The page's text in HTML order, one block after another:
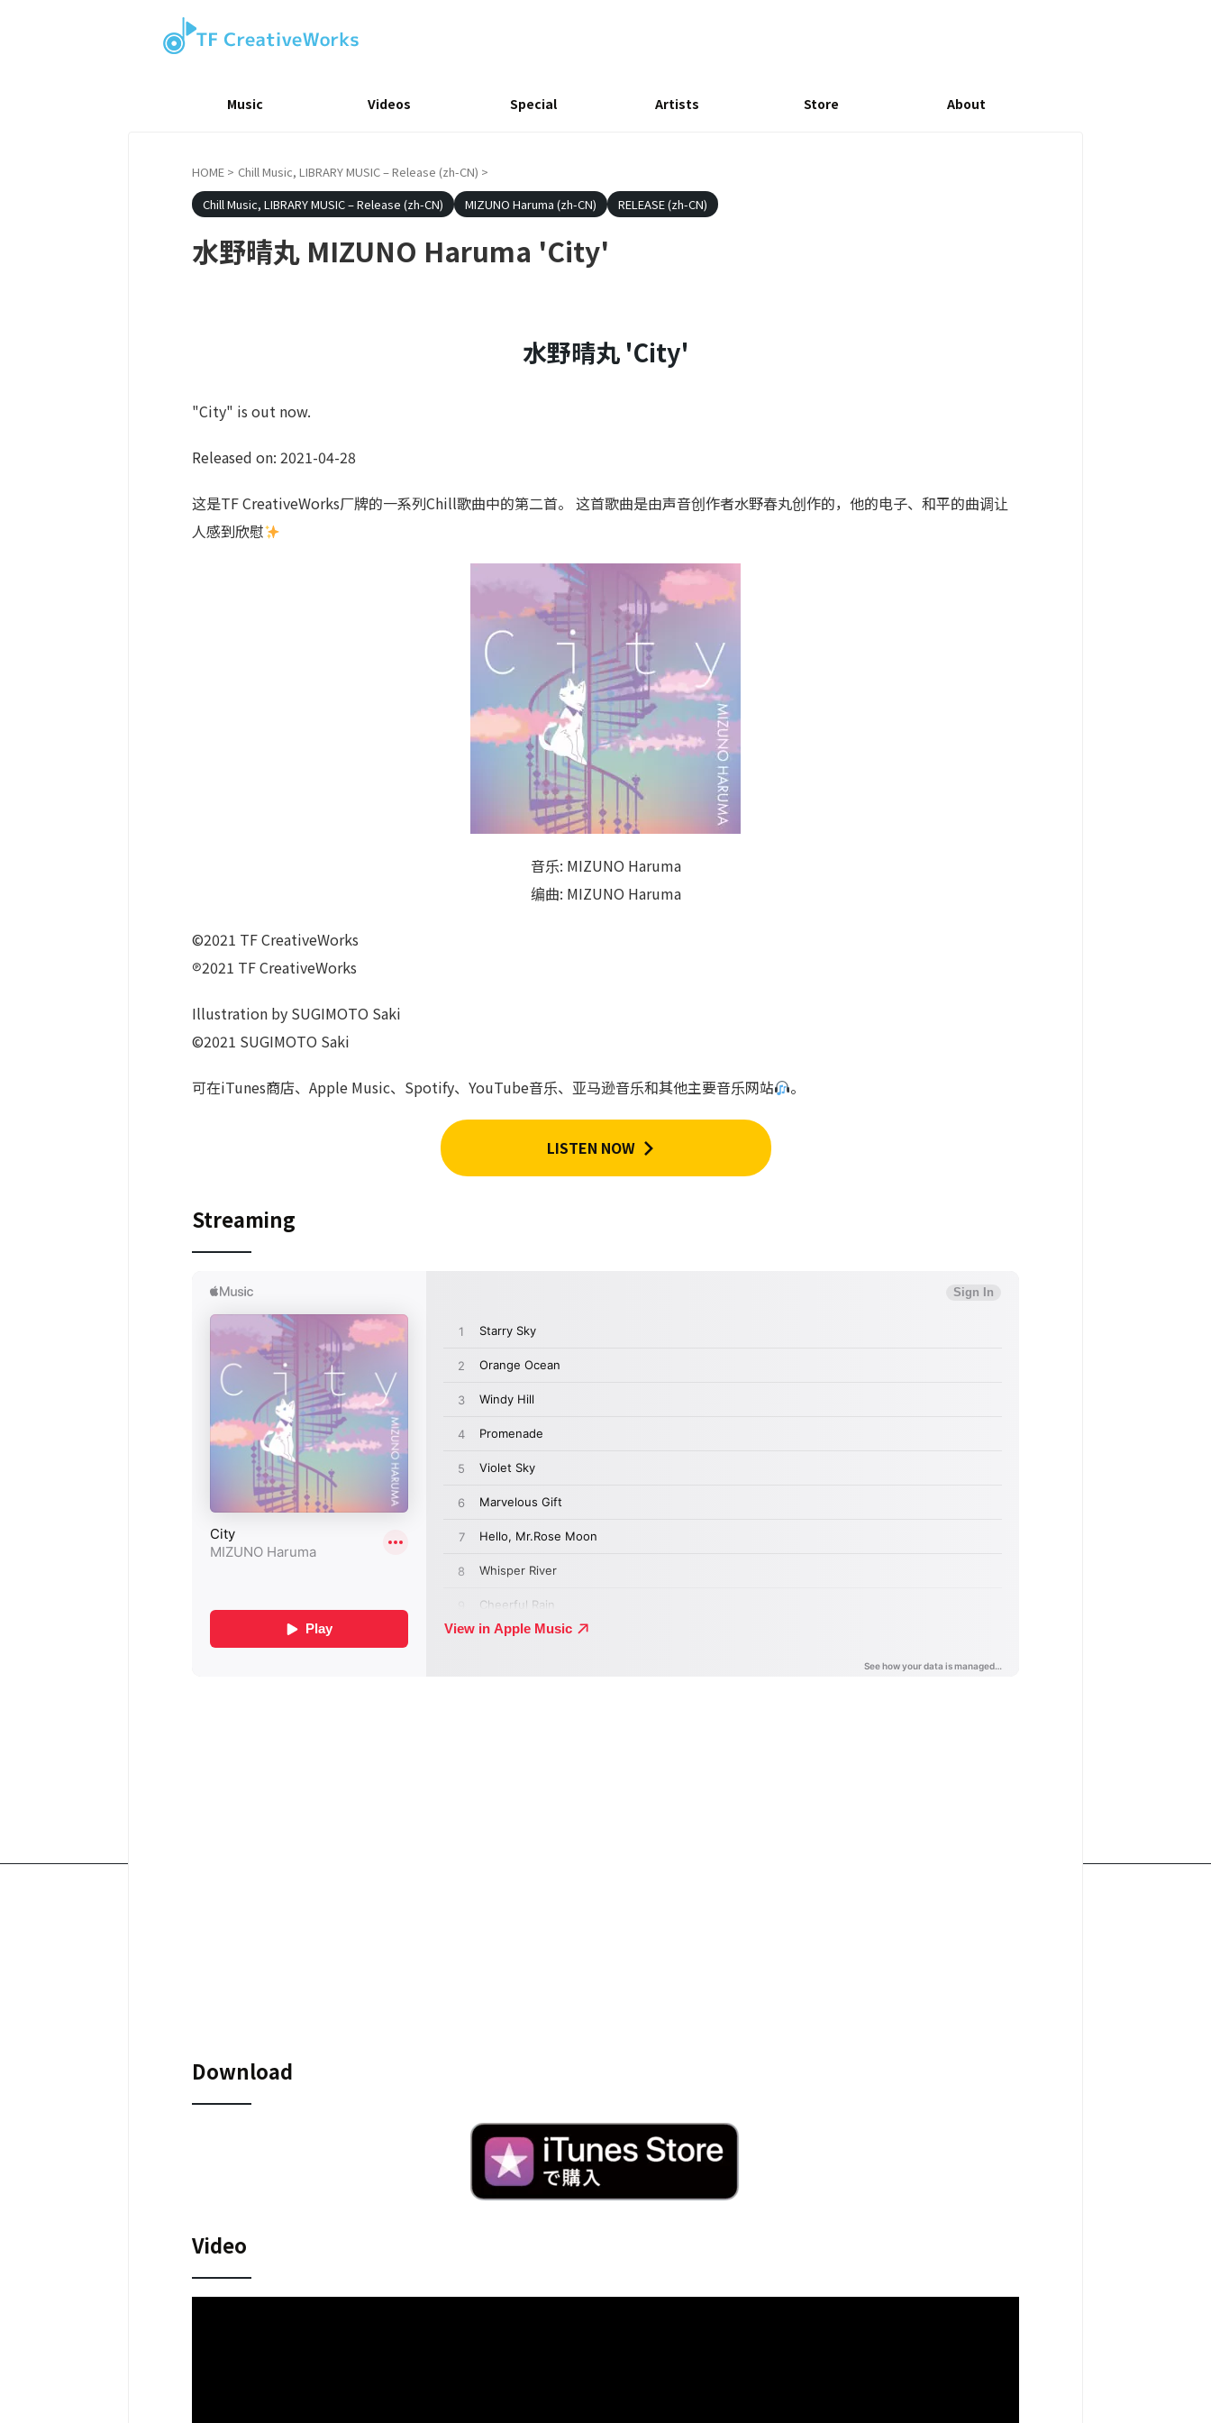
Music Videos Special Artists Store About
HOME > Chill Music, LIBRARY MUSIC – Release (zh-CN) >
Chill Music, LIBRARY MUSIC – Release (zh-CN)
MIZUNO Haruma (zh-CN) RELEASE (zh-CN)
水野晴丸 MIZUNO Haruma 'City'
水野晴丸 'City'
"City" is out now.
Released on: 2021-04-28
这是TF CreativeWorks厂牌的一系列Chill歌曲中的第二首。 这首歌曲是由声音创作者水野春丸创作的，他的电子、和平的曲调让
人感到欣慰
音乐: MIZUNO Haruma
编曲: MIZUNO Haruma
©2021 TF CreativeWorks
℗2021 TF CreativeWorks
Illustration by SUGIMOTO Saki
©2021 SUGIMOTO Saki
可在iTunes商店、Apple Music、Spotify、YouTube音乐、亚马逊音乐和其他主要音乐网站 。
LISTEN NOW
Streaming
Download
Video